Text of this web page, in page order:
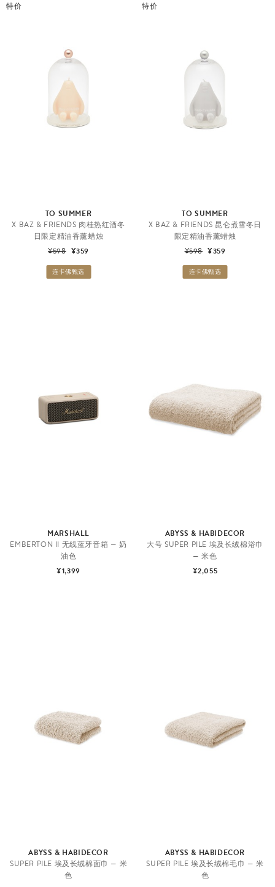
特价
TO SUMMER
X BAZ & FRIENDS 肉桂热红酒冬
日限定精油香薰蜡烛
¥598 ¥359
连卡佛甄选
特价
TO SUMMER
X BAZ & FRIENDS 昆仑煮雪冬日
限定精油香薰蜡烛
¥598 ¥359
连卡佛甄选
MARSHALL
EMBERTON II 无线蓝牙音箱 — 奶
油色
¥1,399
ABYSS & HABIDECOR
大号 SUPER PILE 埃及长绒棉浴巾
— 米色
¥2,055
ABYSS & HABIDECOR
SUPER PILE 埃及长绒棉面巾 — 米
色
ABYSS & HABIDECOR
SUPER PILE 埃及长绒棉毛巾 — 米
色